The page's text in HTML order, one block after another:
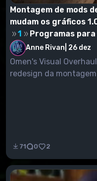
Montagem de mods
mudam os gráficos
1
Programas para
Anne Rivan 26 dez
Omen's Visual
redesign da
71 0 2